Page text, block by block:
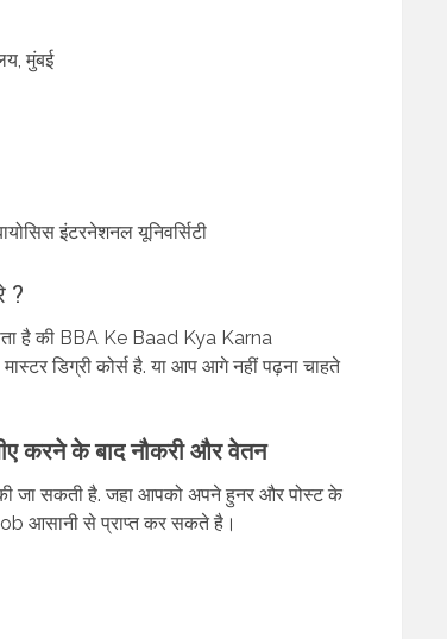
मुंबई
इंटरनेशनल यूनिवर्सिटी
?
है की BBA Ke Baad Kya Karna
डिग्री कोर्स है. या आप आगे नहीं पढ़ना चाहते
करने के बाद नौकरी और वेतन
की जा सकती है. जहा आपको अपने हुनर और पोस्ट के
आसानी से प्राप्त कर सकते है।